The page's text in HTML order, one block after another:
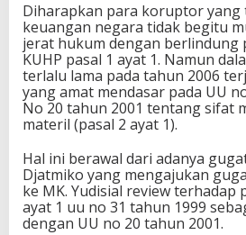
Diharapkan para koruptor yang
keuangan negara tidak begitu
jerat hukum dengan berlindung
KUHP pasal 1 ayat 1. Namun
terlalu lama pada tahun 2006
yang amat mendasar pada UU
No 20 tahun 2001 tentang sifat
materil (pasal 2 ayat 1).
Hal ini berawal dari adanya
Djatmiko yang mengajukan
ke MK. Yudisial review terhadap
ayat 1 uu no 31 tahun 1999
dengan UU no 20 tahun 2001.